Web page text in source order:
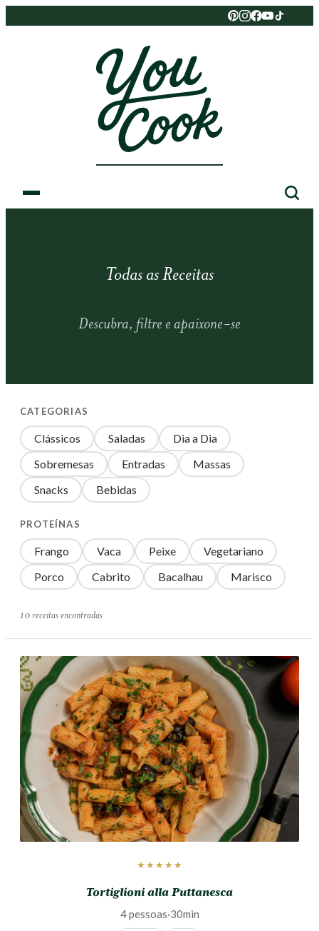
Todas as Receitas
Descubra, filtre e apaixone-se
CATEGORIAS
Clássicos Saladas
Dia a Dia
Sobremesas
Entradas
Massas
Snacks
Bebidas
PROTEÍNAS
Frango Vaca Peixe
Vegetariano
Porco
Cabrito Bacalhau Marisco
10 receitas encontradas
★★★★★
Tortiglioni alla Puttanesca
4 pessoas·30min